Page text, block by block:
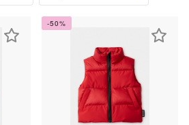
-50%